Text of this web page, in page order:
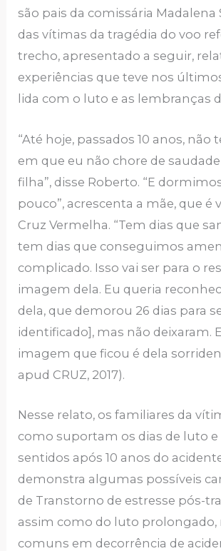
são pais da comissária Madalena
das vítimas da tragédia do voo
trecho, apresentado a seguir,
experiências que teve nos
lida com o luto e as lembranças
“Até hoje, passados 10 anos, não
em que eu não chore de
filha”, disse Roberto. “E
pouco”, acrescenta a mãe, que é
Cruz Vermelha. “Tem dias que
tem dias que conseguimos
complicado. Isso vai ser para o
imagem dela. Eu queria
dela, que demorou 26 dias para
identificado], mas não deixaram.
imagem que ficou é dela
apud CRUZ, 2017).
Nesse relato, os familiares da
como suportam os dias de luto e
sentidos após 10 anos do
demonstra algumas possíveis
de Transtorno de estresse pós-
assim como do luto
comuns em decorrência de